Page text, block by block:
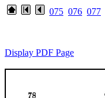
075 076 077
Display PDF Page